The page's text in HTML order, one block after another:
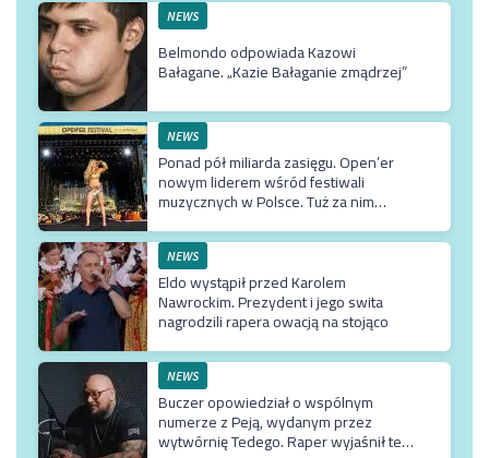
NEWS
Belmondo odpowiada Kazowi
Bałagane. „Kazie Bałaganie zmądrzej”
NEWS
Ponad pół miliarda zasięgu. Open’er
nowym liderem wśród festiwali
muzycznych w Polsce. Tuż za nim
NEWS
Eldo wystąpił przed Karolem
Nawrockim. Prezydent i jego swita
nagrodzili rapera owacją na stojąco
NEWS
Buczer opowiedział o wspólnym
numerze z Peją, wydanym przez
wytwórnię Tedego. Raper wyjaśnił też